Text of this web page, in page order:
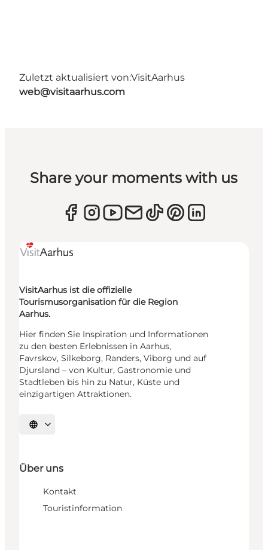
Zuletzt aktualisiert von:VisitAarhus
web@visitaarhus.com
Share your moments with us
VisitAarhus ist die offizielle
Tourismusorganisation für die Region
Aarhus.
Hier finden Sie Inspiration und Informationen
zu den besten Erlebnissen in Aarhus,
Favrskov, Silkeborg, Randers, Viborg und auf
Djursland – von Kultur, Gastronomie und
Stadtleben bis hin zu Natur, Küste und
einzigartigen Attraktionen.
Sprache auswählen
Über uns
Kontakt
Touristinformation